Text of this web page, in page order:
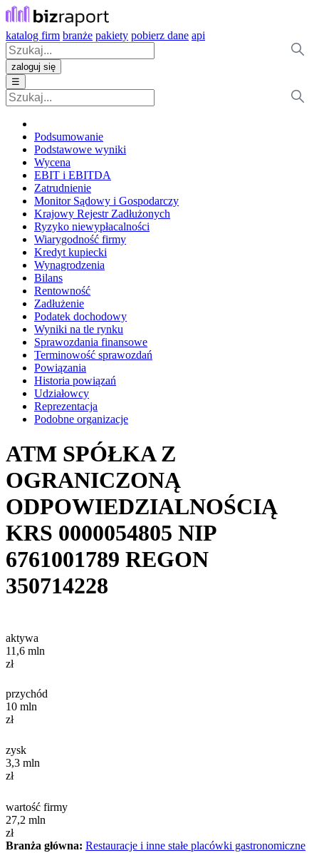
katalog firm branże pakiety pobierz dane api
zaloguj się
☰
Podsumowanie
Podstawowe wyniki
Wycena
EBIT i EBITDA
Zatrudnienie
Monitor Sądowy i Gospodarczy
Krajowy Rejestr Zadłużonych
Ryzyko niewypłacalności
Wiarygodność firmy
Kredyt kupiecki
Wynagrodzenia
Bilans
Rentowność
Zadłużenie
Podatek dochodowy
Wyniki na tle rynku
Sprawozdania finansowe
Terminowość sprawozdań
Powiązania
Historia powiązań
Udziałowcy
Reprezentacja
Podobne organizacje
ATM SPÓŁKA Z
OGRANICZONĄ
ODPOWIEDZIALNOŚCIĄ
KRS 0000054805 NIP
6761001789 REGON
350714228
aktywa
11,6 mln
zł
przychód
10 mln
zł
zysk
3,3 mln
zł
wartość firmy
27,2 mln
zł
Branża główna: Restauracje i inne stałe placówki gastronomiczne